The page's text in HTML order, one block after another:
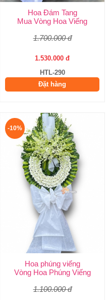
Hoa Đám Tang
Mua Vòng Hoa Viếng
1.700.000 đ
1.530.000 đ
HTL-290
Đặt hàng
-10%
Hoa phúng viếng
Vòng Hoa Phúng Viếng
1.100.000 đ